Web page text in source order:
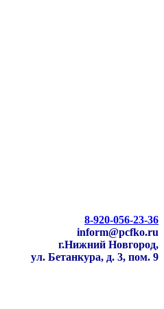
8-920-056-23-36
inform@pcfko.ru
г.Нижний Новгород,
ул. Бетанкура, д. 3, пом. 9